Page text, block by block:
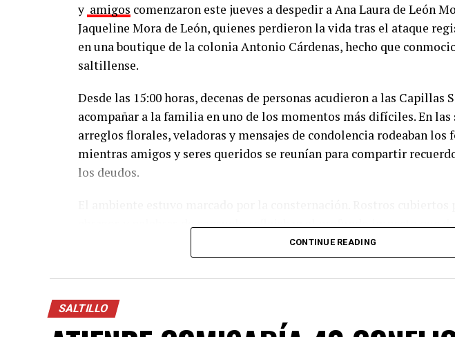
y amigos comenzaron este jueves a despedir a Ana Laura de León
Jaqueline Mora de León, quienes perdieron la vida tras el ataque
en una boutique de la colonia Antonio Cárdenas, hecho que
saltillense.
Desde las 15:00 horas, decenas de personas acudieron a las Capillas
acompañar a la familia en uno de los momentos más difíciles. En las
arreglos florales, veladoras y mensajes de condolencia rodeaban los
mientras amigos y seres queridos se reunían para compartir
los deudos.
mujeres, ampliamente apreciadas por quienes tuvieron la
“Es un dolor muy grande el que estamos viviendo. Ana Laura era una
CONTINUE READING
SALTILLO